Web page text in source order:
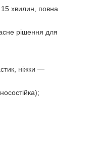
хвилин, повна
рішення для
ніжки —